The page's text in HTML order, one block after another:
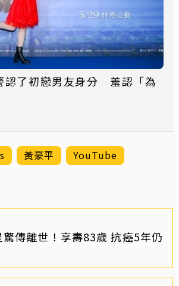
認了初戀男友身分 羞認「為
黃豪平
YouTube
驚傳離世！享壽83歲 抗癌5年仍